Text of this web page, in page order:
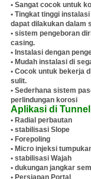
• Sangat cocok untuk
• Tingkat tinggi
dapat dilakukan dalam
• sistem pengeboran
casing.
• Instalasi dengan
• Mudah instalasi di
• Cocok untuk bekerja
sulit.
• Sederhana sistem
perlindungan korosi
Aplikasi di
• Radial perbautan
• stabilisasi Slope
• Forepoling
• Micro injeksi
• stabilisasi Wajah
• dukungan jangkar